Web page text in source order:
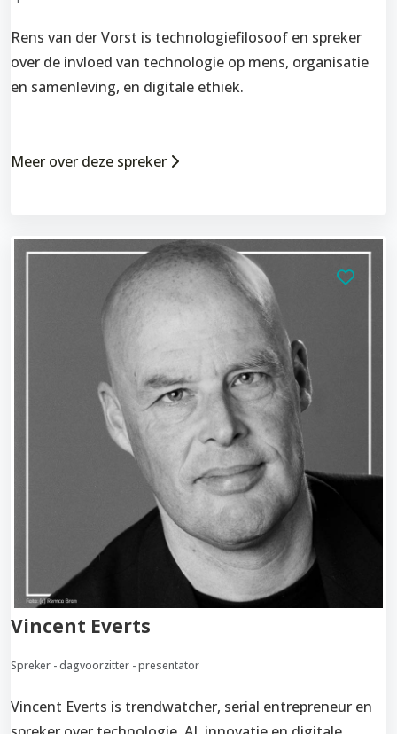
Rens van der Vorst is technologiefilosoof en spreker
over de invloed van technologie op mens, organisatie
en samenleving, en digitale ethiek.
Meer over deze spreker
Vincent Everts
Spreker - dagvoorzitter - presentator
Vincent Everts is trendwatcher, serial entrepreneur en